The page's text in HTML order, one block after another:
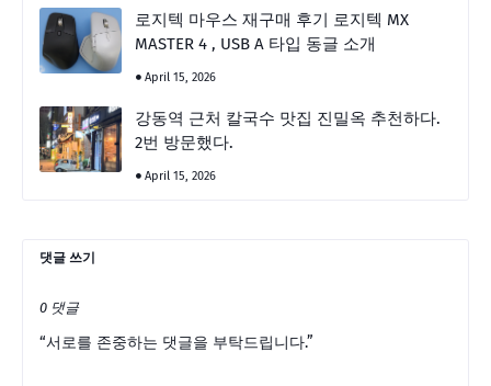
로지텍 마우스 재구매 후기 로지텍 MX
MASTER 4 , USB A 타입 동글 소개
April 15, 2026
강동역 근처 칼국수 맛집 진밀옥 추천하다.
2번 방문했다.
April 15, 2026
댓글 쓰기
0 댓글
“서로를 존중하는 댓글을 부탁드립니다.”